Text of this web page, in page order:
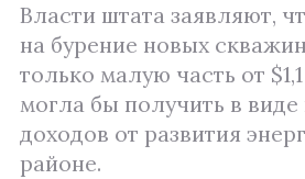
Власти штата заявляют,
на бурение новых
только малую часть от
могла бы получить в
доходов от развития
районе.